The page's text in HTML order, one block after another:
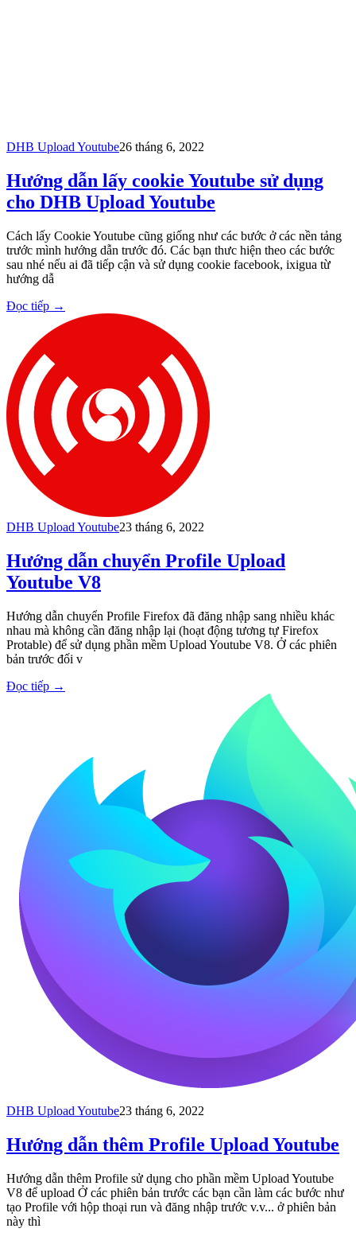
DHB Upload Youtube26 tháng 6, 2022
Hướng dẫn lấy cookie Youtube sử dụng
cho DHB Upload Youtube
Cách lấy Cookie Youtube cũng giống như các bước ở các nền tảng
trước mình hướng dẫn trước đó. Các bạn thưc hiện theo các bước
sau nhé nếu ai đã tiếp cận và sử dụng cookie facebook, ixigua từ
hướng dẫ
Đọc tiếp →
DHB Upload Youtube23 tháng 6, 2022
Hướng dẫn chuyển Profile Upload
Youtube V8
Hướng dẫn chuyển Profile Firefox đã đăng nhập sang nhiều khác
nhau mà không cần đăng nhập lại (hoạt động tương tự Firefox
Protable) để sử dụng phần mềm Upload Youtube V8. Ở các phiên
bản trước đối v
Đọc tiếp →
DHB Upload Youtube23 tháng 6, 2022
Hướng dẫn thêm Profile Upload Youtube
Hướng dẫn thêm Profile sử dụng cho phần mềm Upload Youtube
V8 để upload Ở các phiên bản trước các bạn cần làm các bước như
tạo Profile với hộp thoại run và đăng nhập trước v.v... ở phiên bản
này thì